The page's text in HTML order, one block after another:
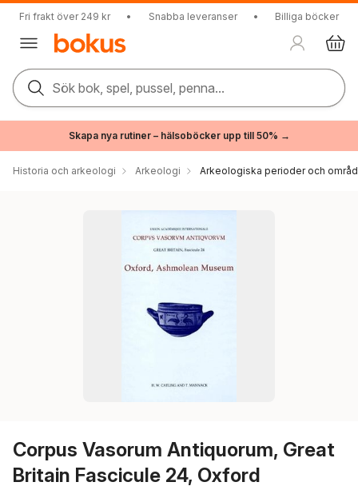
Fri frakt över 249 kr • Snabba leveranser • Billiga böcker
Sök bok, spel, pussel, penna...
Skapa nya rutiner – hälsoböcker upp till 50% →
Historia och arkeologi Arkeologi Arkeologiska perioder och
Corpus Vasorum Antiquorum, Great
Britain Fascicule 24, Oxford